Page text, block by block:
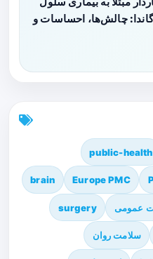
چالش‌ها، احساسات و
public-health
Europe PMC
brain
عمومی surgery
سلامت روان